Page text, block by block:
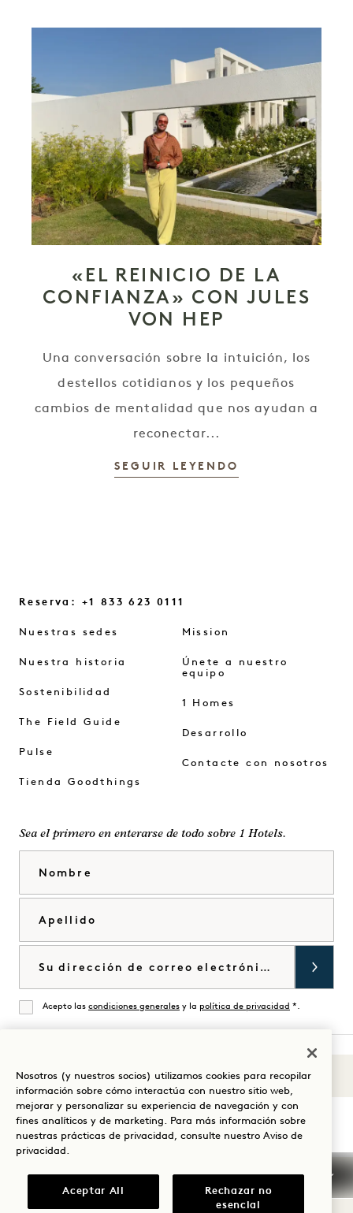
«EL REINICIO DE LA
CONFIANZA» CON JULES
VON HEP
Una conversación sobre la intuición, los
destellos cotidianos y los pequeños
cambios de mentalidad que nos ayudan a
reconectar...
SEGUIR LEYENDO
Sonidos de 1
Reserva: +1 833 623 0111
Nuestras sedes
Nuestra historia
Sostenibilidad
The Field Guide
Pulse
Tienda Goodthings
Mission
Únete a nuestro
equipo
1 Homes
Desarrollo
Contacte con nosotros
Sea el primero en enterarse de todo sobre 1 Hotels.
De acuerdo
Acepto las condiciones generales y la política de privacidad *.
Visita
1
Hotels
Visita
1
Hotels
Visite
1
Hotels
1
Hotels
Visite
1
Hotels
Visita
1
Hotels
Guíe su estancia
Condiciones generales
Confidencialidad
Accesibilidad
Condiciones de Mission
Cookie Settings
Nosotros (y nuestros socios) utilizamos cookies para recopilar
información sobre cómo interactúa con nuestro sitio web,
mejorar y personalizar su experiencia de navegación y con
fines analíticos y de marketing. Para más información sobre
nuestras prácticas de privacidad, consulte nuestro Aviso de
privacidad .
Aceptar All
Rechazar no
esencial